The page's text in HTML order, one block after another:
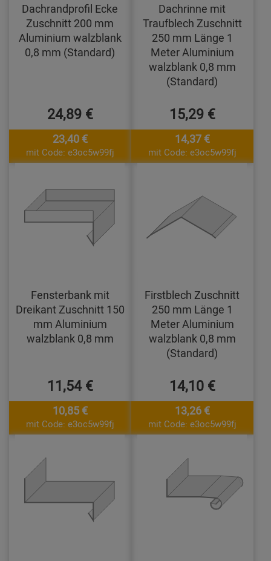
Dachrandprofil Ecke
Zuschnitt 200 mm
Aluminium walzblank
0,8 mm (Standard)
24,89 €
23,40 €
mit Code: e3oc5w99fj
Dachrinne mit
Traufblech Zuschnitt
250 mm Länge 1
Meter Aluminium
walzblank 0,8 mm
(Standard)
15,29 €
14,37 €
mit Code: e3oc5w99fj
Fensterbank mit
Dreikant Zuschnitt 150
mm Aluminium
walzblank 0,8 mm
11,54 €
10,85 €
mit Code: e3oc5w99fj
Firstblech Zuschnitt
250 mm Länge 1
Meter Aluminium
walzblank 0,8 mm
(Standard)
14,10 €
13,26 €
mit Code: e3oc5w99fj